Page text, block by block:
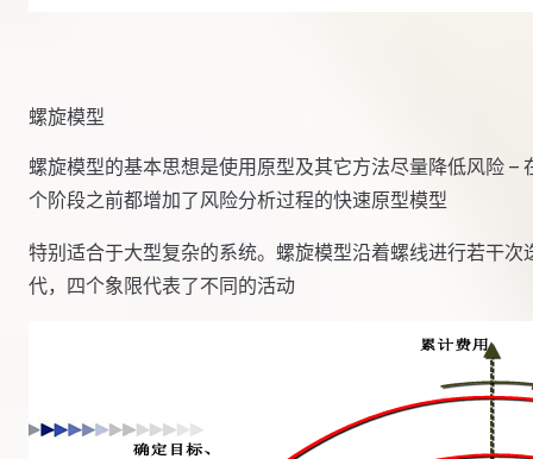
螺旋模型
螺旋模型的基本思想是使用原型及其它方法尽量降低风险 –
个阶段之前都增加了风险分析过程的快速原型模型
特别适合于大型复杂的系统。螺旋模型沿着螺线进行若干次
代，四个象限代表了不同的活动